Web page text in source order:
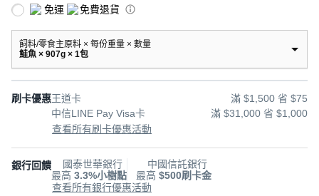
免運 免費退貨
飼料/零食主原料 × 每份重量 × 數量
鮭魚 × 907g × 1包
刷卡優惠王道卡
滿 $1,500 省 $75
中信LINE Pay Visa卡
滿 $31,000 省 $1,000
查看所有刷卡優惠活動
銀行回饋
國泰世華銀行
最高 3.3%小樹點
中國信託銀行
最高 $500刷卡金
查看所有銀行優惠活動